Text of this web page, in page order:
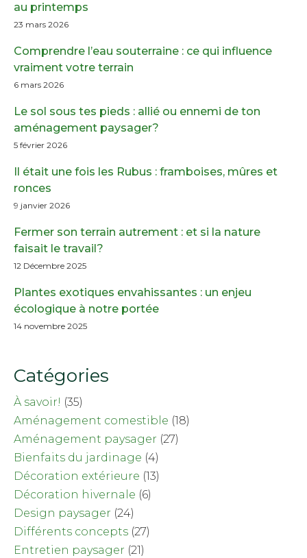
au printemps
23 mars 2026
Comprendre l’eau souterraine : ce qui influence
vraiment votre terrain
6 mars 2026
Le sol sous tes pieds : allié ou ennemi de ton
aménagement paysager?
5 février 2026
Il était une fois les Rubus : framboises, mûres et
ronces
9 janvier 2026
Fermer son terrain autrement : et si la nature
faisait le travail?
12 Décembre 2025
Plantes exotiques envahissantes : un enjeu
écologique à notre portée
14 novembre 2025
Catégories
À savoir! (35)
Aménagement comestible (18)
Aménagement paysager (27)
Bienfaits du jardinage (4)
Décoration extérieure (13)
Décoration hivernale (6)
Design paysager (24)
Différents concepts (27)
Entretien paysager (21)